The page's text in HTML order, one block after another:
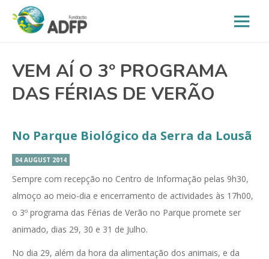
VEM AÍ O 3º PROGRAMA
DAS FÉRIAS DE VERÃO
No Parque Biológico da Serra da Lousã
04 AUGUST 2014
Sempre com recepção no Centro de Informação pelas 9h30,
almoço ao meio-dia e encerramento de actividades às 17h00,
o 3º programa das Férias de Verão no Parque promete ser
animado, dias 29, 30 e 31 de Julho.
No dia 29, além da hora da alimentação dos animais, e da